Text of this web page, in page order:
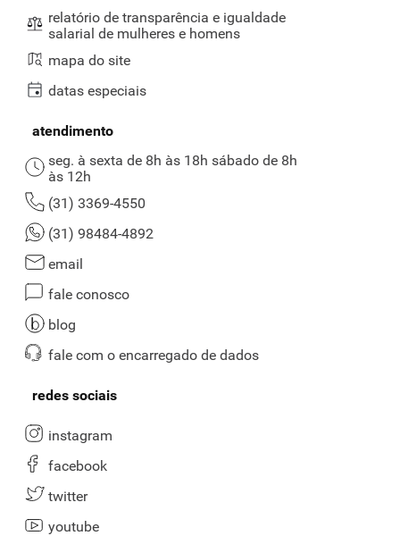
relatório de transparência e igualdade
salarial de mulheres e homens
mapa do site
datas especiais
atendimento
seg. à sexta de 8h às 18h sábado de 8h
às 12h
(31) 3369-4550
(31) 98484-4892
email
fale conosco
blog
fale com o encarregado de dados
redes sociais
instagram
facebook
twitter
youtube